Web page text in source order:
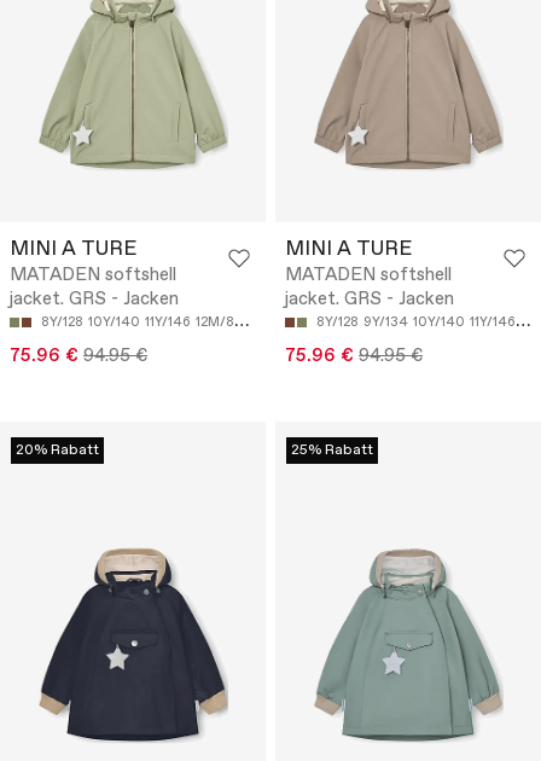
MINI A TURE
MATADEN softshell
jacket. GRS - Jacken
8Y/128 10Y/140 11Y/146 12M/80 12Y/152
75.96 € 94.95 €
MINI A TURE
MATADEN softshell
jacket. GRS - Jacken
8Y/128 9Y/134 10Y/140 11Y/146
75.96 € 94.95 €
20% Rabatt 25% Rabatt